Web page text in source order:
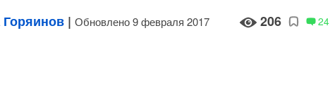
Горяинов | Обновлено 9 февраля 2017 206 24